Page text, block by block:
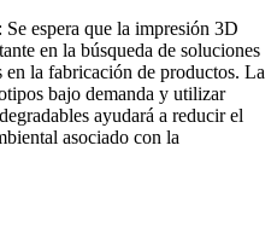
espera que la impresión 3D
en la búsqueda de soluciones
en la fabricación de productos. La
bajo demanda y utilizar
ayudará a reducir el
asociado con la